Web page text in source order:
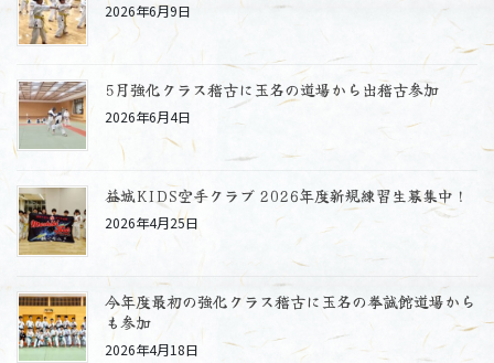
2026年6月9日
5月強化クラス稽古に玉名の道場から出稽古参加
2026年6月4日
益城KIDS空手クラブ 2026年度新規練習生募集中！
2026年4月25日
今年度最初の強化クラス稽古に玉名の拳誠館道場から
も参加
2026年4月18日